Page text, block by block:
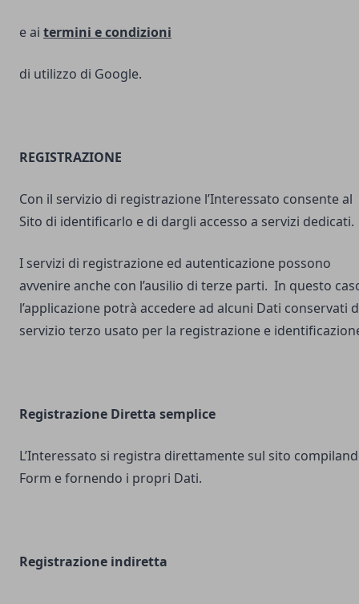
e ai termini econdizioni
di utilizzo di Google.
REGISTRAZIONE
Con il servizio di registrazione l’Interessato consente al
Sito di identificarlo e di dargli accesso a servizi dedicati.
I servizi di registrazione ed autenticazione possono
avvenire anche con l’ausilio di terze parti. In questo
l’applicazione potrà accedere ad alcuni Dati conservati
servizio terzo usato per la registrazione e
Registrazione Diretta semplice
L’Interessato si registra direttamente sul sito
Form e fornendo i propri Dati.
Registrazione indiretta